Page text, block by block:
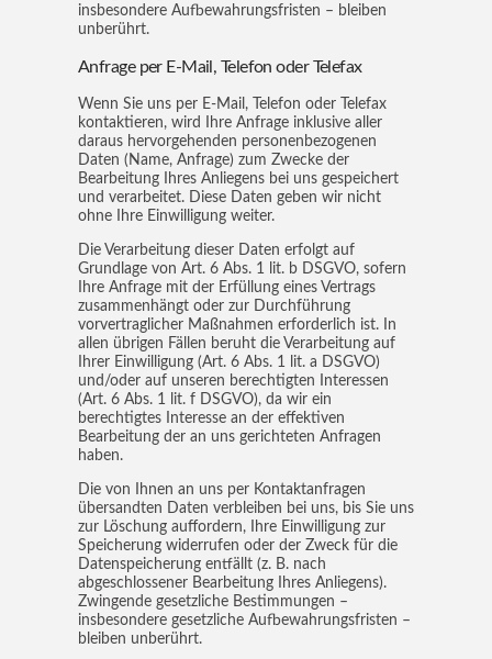
insbesondere Aufbewahrungsfristen – bleiben
unberührt.
Anfrage per E-Mail, Telefon oder Telefax
Wenn Sie uns per E-Mail, Telefon oder Telefax
kontaktieren, wird Ihre Anfrage inklusive aller
daraus hervorgehenden personenbezogenen
Daten (Name, Anfrage) zum Zwecke der
Bearbeitung Ihres Anliegens bei uns gespeichert
und verarbeitet. Diese Daten geben wir nicht
ohne Ihre Einwilligung weiter.
Die Verarbeitung dieser Daten erfolgt auf
Grundlage von Art. 6 Abs. 1 lit. b DSGVO, sofern
Ihre Anfrage mit der Erfüllung eines Vertrags
zusammenhängt oder zur Durchführung
vorvertraglicher Maßnahmen erforderlich ist. In
allen übrigen Fällen beruht die Verarbeitung auf
Ihrer Einwilligung (Art. 6 Abs. 1 lit. a DSGVO)
und/oder auf unseren berechtigten Interessen
(Art. 6 Abs. 1 lit. f DSGVO), da wir ein
berechtigtes Interesse an der effektiven
Bearbeitung der an uns gerichteten Anfragen
haben.
Die von Ihnen an uns per Kontaktanfragen
übersandten Daten verbleiben bei uns, bis Sie uns
zur Löschung auffordern, Ihre Einwilligung zur
Speicherung widerrufen oder der Zweck für die
Datenspeicherung entfällt (z. B. nach
abgeschlossener Bearbeitung Ihres Anliegens).
Zwingende gesetzliche Bestimmungen –
insbesondere gesetzliche Aufbewahrungsfristen –
bleiben unberührt.